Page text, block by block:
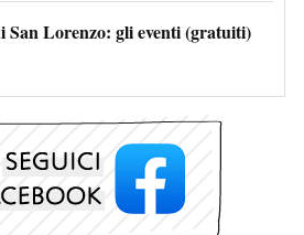
San Lorenzo: gli eventi (gratuiti)